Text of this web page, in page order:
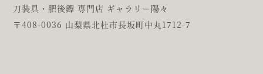
刀装具・肥後鐔 専門店 ギャラリー陽々
〒408-0036 山梨県北杜市長坂町中丸1712-7